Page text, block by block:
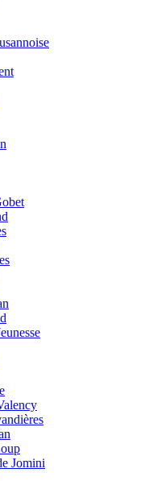
Jomini